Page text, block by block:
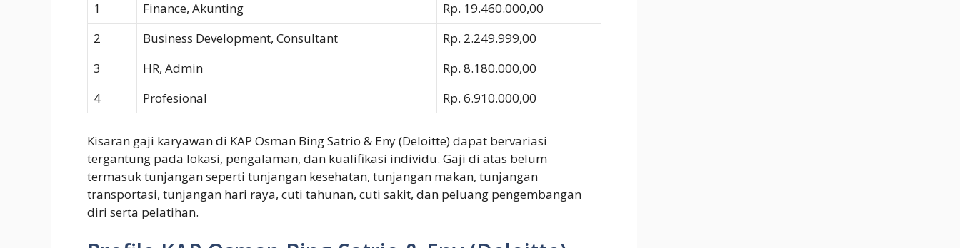
1
Finance, Akunting
Rp. 19.460.000,00
2
Business Development, Consultant
Rp. 2.249.999,00
3
HR, Admin
Rp. 8.180.000,00
4
Profesional Rp. 6.910.000,00
Kisaran gaji karyawan di KAP Osman Bing Satrio & Eny (Deloitte) dapat bervariasi
tergantung pada lokasi, pengalaman, dan kualifikasi individu. Gaji di atas belum
termasuk tunjangan seperti tunjangan kesehatan, tunjangan makan, tunjangan
transportasi, tunjangan hari raya, cuti tahunan, cuti sakit, dan peluang pengembangan
diri serta pelatihan.